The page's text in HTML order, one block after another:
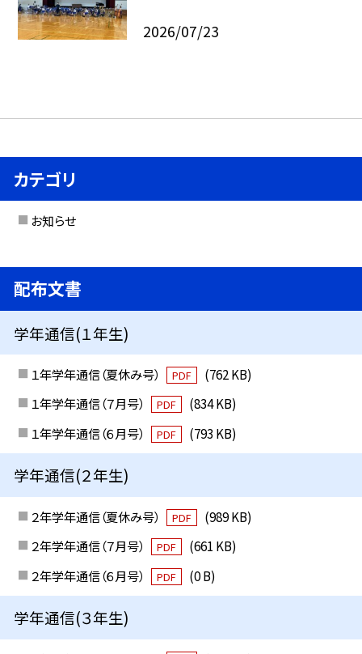
2026/07/23
カテゴリ
お知らせ
配布文書
学年通信(１年生)
１年学年通信（夏休み号） PDF
(762 KB)
１年学年通信（７月号）
PDF
(834 KB)
１年学年通信（６月号）
PDF (793 KB)
学年通信(２年生)
２年学年通信（夏休み号） PDF
(989 KB)
２年学年通信（７月号）
PDF
(661 KB)
２年学年通信（６月号）
PDF (0 B)
学年通信(３年生)